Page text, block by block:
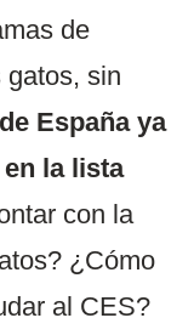
de
gatos, sin
España ya
la lista
con la
¿Cómo
al CES?